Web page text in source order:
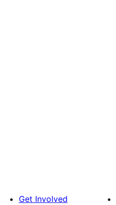
Get Involved